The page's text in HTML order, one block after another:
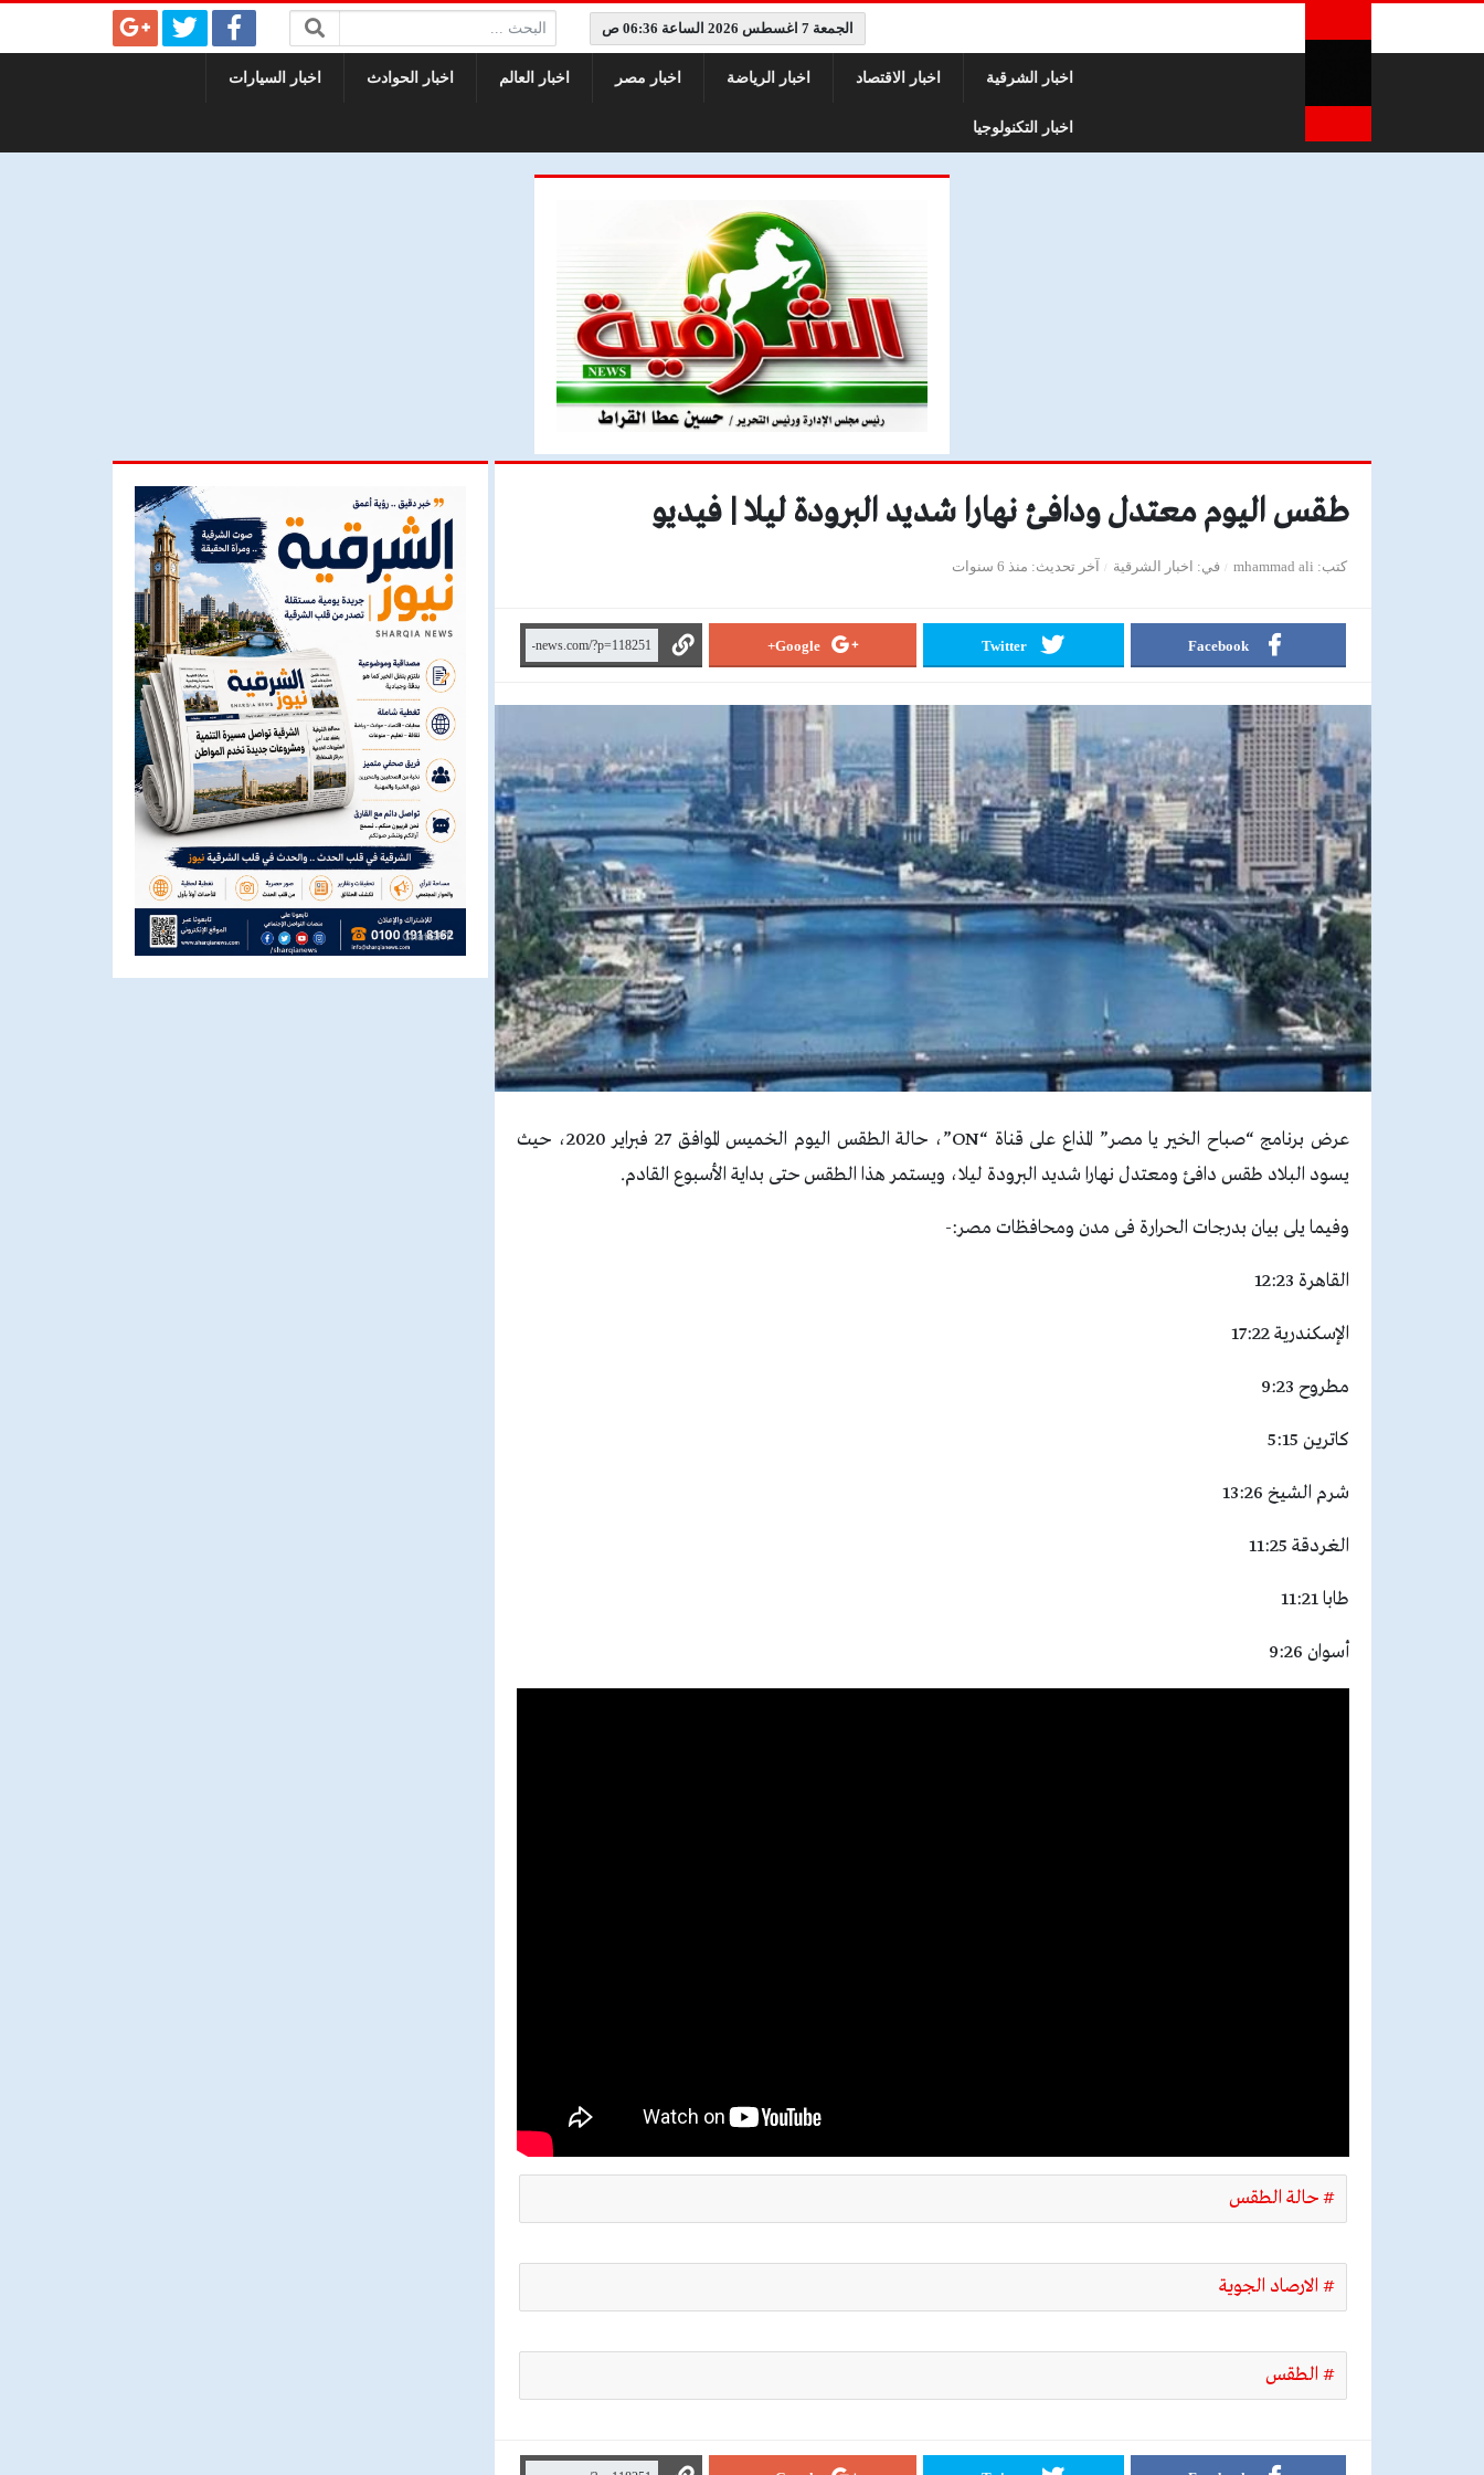
الجمعة 7 اغسطس 2026 الساعة 06:36 ص البحث:
اخبار الشرقية اخبار الاقتصاد اخبار الرياضة اخبار مصر اخبار العالم اخبار الحوادث اخبار السيارات
اخبار التكنولوجيا
طقس اليوم معتدل ودافئ نهارا شديد البرودة ليلا | فيديو
كتب mhammad ali في اخبار الشرقية آخر تحديث منذ 6 سنوات
Facebook
Twitter
Google+
عرض برنامج “صباح الخير يا مصر” المذاع على قناة “ON”، حالة الطقس اليوم الخميس الموافق 27 فبراير 2020، حيث
يسود البلاد طقس دافئ ومعتدل نهارا شديد البرودة ليلا، ويستمر هذا الطقس حتى بداية الأسبوع القادم.
وفيما يلى بيان بدرجات الحرارة فى مدن ومحافظات مصر:-
القاهرة 12:23
الإسكندرية 17:22
مطروح 9:23
كاترين 5:15
شرم الشيخ 13:26
الغردقة 11:25
طابا 11:21
أسوان 9:26
# حالة الطقس
# الارصاد الجوية
# الطقس